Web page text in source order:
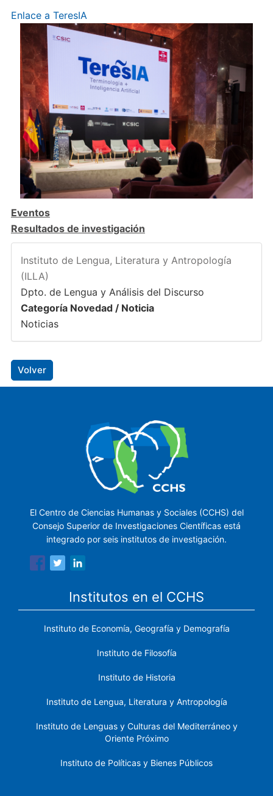
Enlace a TeresIA
Eventos
Resultados de investigación
Instituto de Lengua, Literatura y Antropología
(ILLA)
Dpto. de Lengua y Análisis del Discurso
Categoría Novedad / Noticia
Noticias
Volver
El Centro de Ciencias Humanas y Sociales (CCHS) del
Consejo Superior de Investigaciones Científicas está
integrado por seis institutos de investigación.
Institutos en el CCHS
Instituto de Economía, Geografía y Demografía
Instituto de Filosofía
Instituto de Historia
Instituto de Lengua, Literatura y Antropología
Instituto de Lenguas y Culturas del Mediterráneo y
Oriente Próximo
Instituto de Políticas y Bienes Públicos